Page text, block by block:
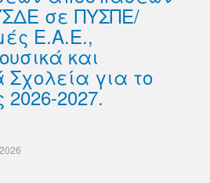
σε ΠΥΣΠΕ/
Ε.Α.Ε.,
και
Σχολεία για το
2026-2027.